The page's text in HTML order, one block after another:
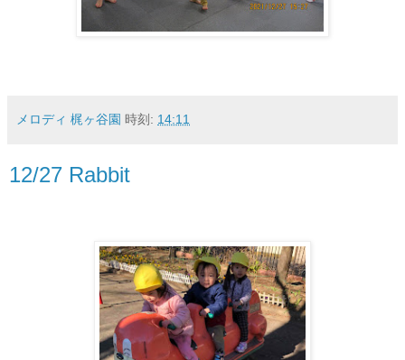
メロディ 梶ヶ谷園 時刻: 14:11
12/27 Rabbit